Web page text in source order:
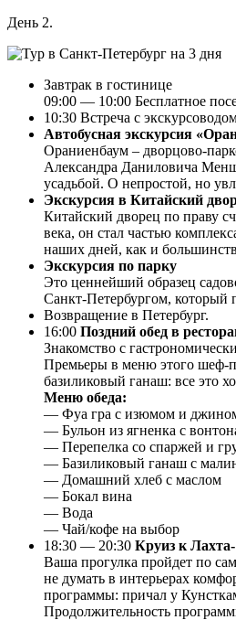
День 2.
Завтрак в гостинице
09:00 — 10:00 Бесплатное
10:30 Встреча с
Автобусная экскурсия
Ораниенбаум – дворцово-
Александра Даниловича
усадьбой. О непростой, но
Экскурсия в Китайский
Китайский дворец по праву
века, он стал частью
наших дней, как и
Экскурсия по парку
Это ценнейший образец
Санкт-Петербургом, который
Возвращение в Петербург.
16:00 Поздний обед в
Знакомство с
Премьеры в меню этого шеф-
базиликовый ганаш: все это
Меню обеда:
— Фуа гра с изюмом и
— Бульон из ягненка с
— Перепелка со спаржей и
— Базиликовый ганаш с
— Домашний хлеб с маслом
— Бокал вина
— Вода
— Чай/кофе на выбор
18:30 — 20:30 Круиз к Лахта-
Ваша прогулка пройдет по
не думать в интерьерах
программы: причал у
Продолжительность